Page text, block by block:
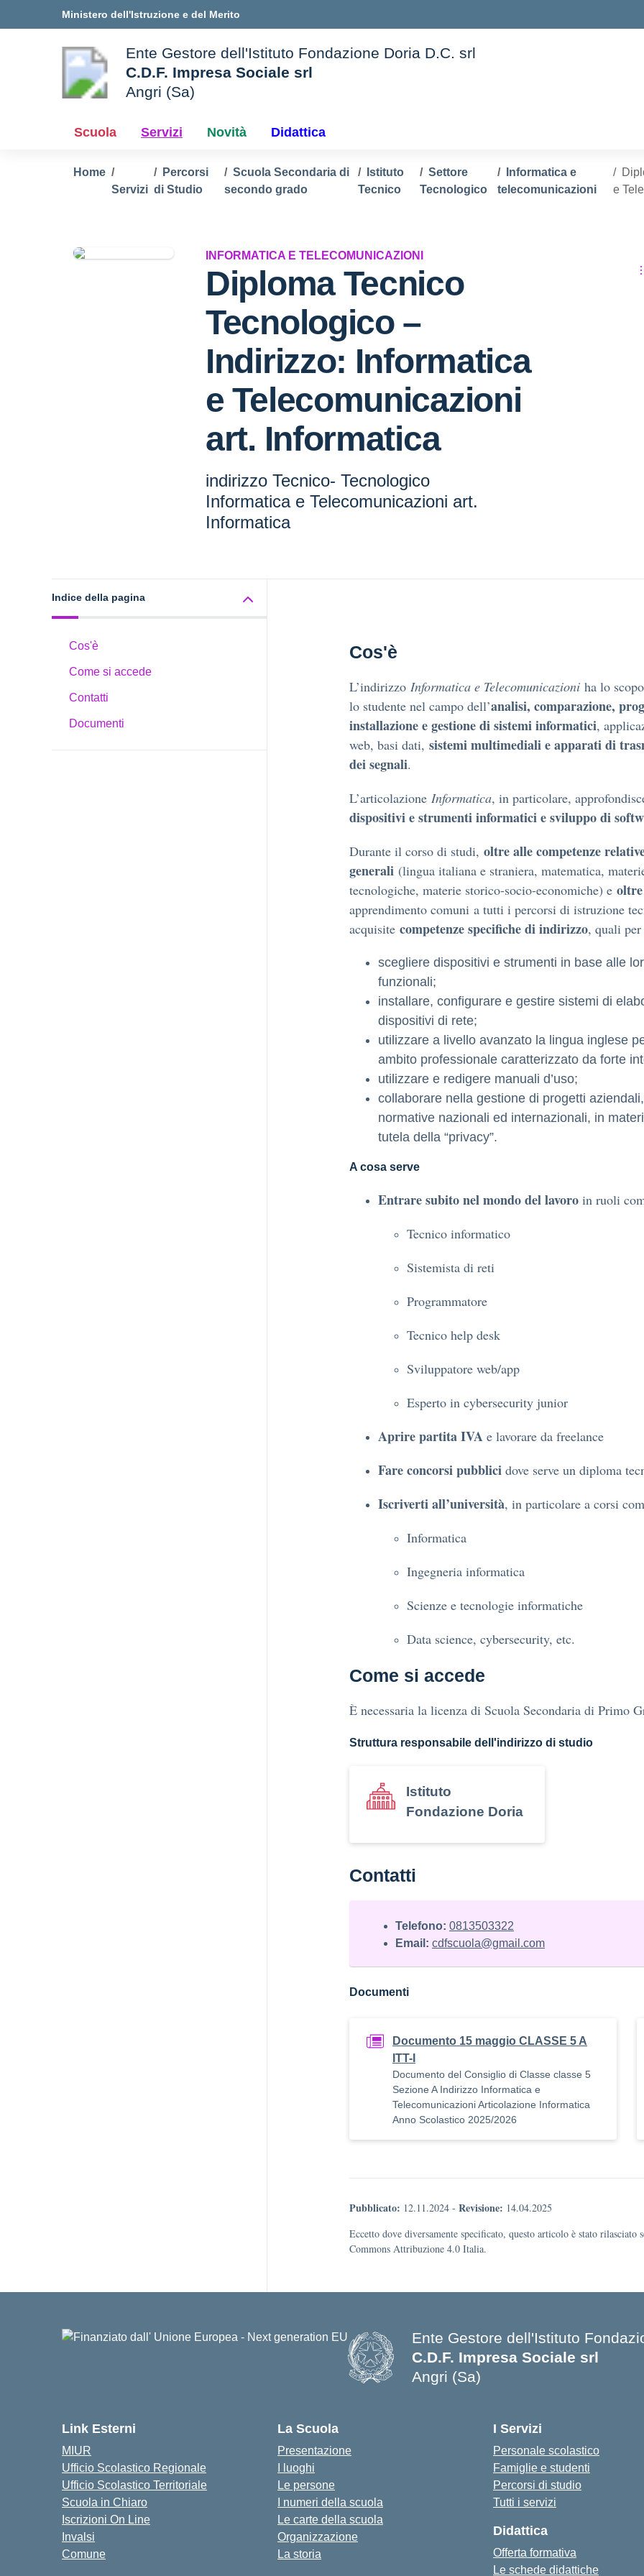
Ministero dell'Istruzione e del Merito
Ente Gestore dell'Istituto Fondazione Doria D.C. srl
C.D.F. Impresa Sociale srl
Angri (Sa)
Scuola Servizi Novità Didattica
Home
Servizi
Percorsi
di Studio
Scuola Secondaria di
secondo grado
Istituto
Tecnico
Settore
Tecnologico
Informatica e
telecomunicazioni
e
INFORMATICA E TELECOMUNICAZIONI
Diploma Tecnico
Tecnologico –
Indirizzo: Informatica
e Telecomunicazioni
art. Informatica
indirizzo Tecnico- Tecnologico
Informatica e Telecomunicazioni art.
Informatica
Indice della pagina
Cos'è
Come si accede
Contatti
Documenti
Cos'è
L’indirizzo Informatica e Telecomunicazioni ha lo
lo studente nel campo dell’analisi, comparazione,
installazione e gestione di sistemi informatici,
web, basi dati, sistemi multimediali e apparati di
dei segnali.
L’articolazione Informatica, in particolare,
dispositivi e strumenti informatici e sviluppo di
Durante il corso di studi, oltre alle competenze
generali (lingua italiana e straniera, matematica,
tecnologiche, materie storico-socio-economiche) e
apprendimento comuni a tutti i percorsi di istruzione
acquisite competenze specifiche di indirizzo, quali
scegliere dispositivi e strumenti in base alle
funzionali;
installare, configurare e gestire sistemi di
dispositivi di rete;
utilizzare a livello avanzato la lingua inglese
ambito professionale caratterizzato da forte
utilizzare e redigere manuali d’uso;
collaborare nella gestione di progetti
normative nazionali ed internazionali, in
tutela della “privacy”.
A cosa serve
Entrare subito nel mondo del lavoro in ruoli
Tecnico informatico
Sistemista di reti
Programmatore
Tecnico help desk
Sviluppatore web/app
Esperto in cybersecurity junior
Aprire partita IVA e lavorare da freelance
Fare concorsi pubblici dove serve un diploma
Iscriverti all’università, in particolare a corsi
Informatica
Ingegneria informatica
Scienze e tecnologie informatiche
Data science, cybersecurity, etc.
Come si accede
È necessaria la licenza di Scuola Secondaria di Primo
Struttura responsabile dell'indirizzo di studio
Istituto
Fondazione Doria
Contatti
Telefono: 0813503322
Email: cdfscuola@gmail.com
Documenti
Documento 15 maggio CLASSE 5 A
ITT-I
Documento del Consiglio di Classe classe 5
Sezione A Indirizzo Informatica e
Telecomunicazioni Articolazione Informatica
Anno Scolastico 2025/2026
Pubblicato: 12.11.2024 - Revisione: 14.04.2025
Eccetto dove diversamente specificato, questo articolo è stato rilasciato
Commons Attribuzione 4.0 Italia.
Ente Gestore dell'Istituto
C.D.F. Impresa Sociale srl
Angri (Sa)
Link Esterni
MIUR
Ufficio Scolastico Regionale
Ufficio Scolastico Territoriale
Scuola in Chiaro
Iscrizioni On Line
Invalsi
Comune
La Scuola
Presentazione
I luoghi
Le persone
I numeri della scuola
Le carte della scuola
Organizzazione
La storia
I Servizi
Personale scolastico
Famiglie e studenti
Percorsi di studio
Tutti i servizi
Didattica
Offerta formativa
Le schede didattiche